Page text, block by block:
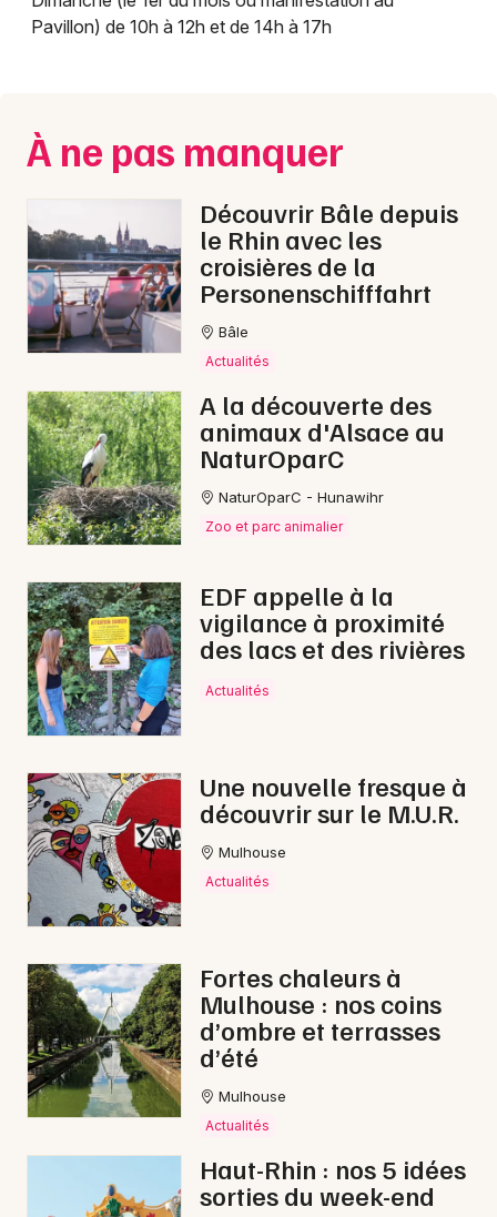
68 - Haut-Rhin
Je m'abonne
Pavillon) de 10h à 12h et de 14h à 17h
À ne pas manquer
Découvrir Bâle depuis
le Rhin avec les
croisières de la
Personenschifffahrt
Bâle
Actualités
A la découverte des
animaux d'Alsace au
NaturOparC
NaturOparC - Hunawihr
Zoo et parc animalier
EDF appelle à la
vigilance à proximité
des lacs et des rivières
Actualités
Une nouvelle fresque à
découvrir sur le M.U.R.
Mulhouse
Actualités
Fortes chaleurs à
Mulhouse : nos coins
d’ombre et terrasses
d’été
Mulhouse
Actualités
Haut-Rhin : nos 5 idées
sorties du week-end